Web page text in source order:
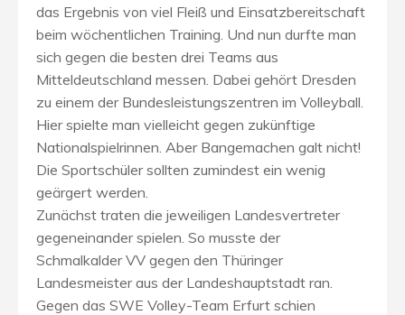
das Ergebnis von viel Fleiß und Einsatzbereitschaft
beim wöchentlichen Training. Und nun durfte man
sich gegen die besten drei Teams aus
Mitteldeutschland messen. Dabei gehört Dresden
zu einem der Bundesleistungszentren im Volleyball.
Hier spielte man vielleicht gegen zukünftige
Nationalspielrinnen. Aber Bangemachen galt nicht!
Die Sportschüler sollten zumindest ein wenig
geärgert werden.
Zunächst traten die jeweiligen Landesvertreter
gegeneinander spielen. So musste der
Schmalkalder VV gegen den Thüringer
Landesmeister aus der Landeshauptstadt ran.
Gegen das SWE Volley-Team Erfurt schien